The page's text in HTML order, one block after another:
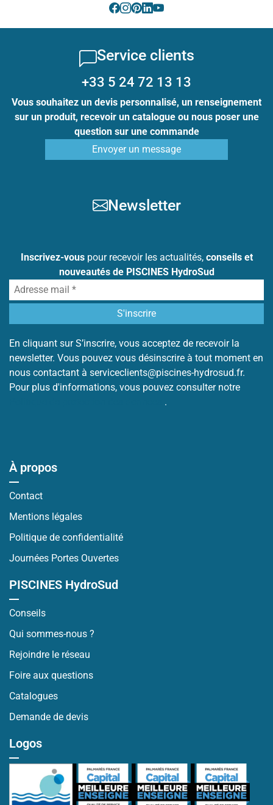
Service clients
+33 5 24 72 13 13
Vous souhaitez un devis personnalisé, un renseignement
sur un produit, recevoir un catalogue ou nous poser une
question sur une commande
Envoyer un message
Newsletter
Inscrivez-vouspour recevoir les actualités, conseils et
nouveautés de PISCINES HydroSud
En cliquant sur S’inscrire, vous acceptez de recevoir la
newsletter. Vous pouvez vous désinscrire à tout moment en
nous contactant à serviceclients@piscines-hydrosud.fr.
Pour plus d'informations, vous pouvez consulter notre
.
À propos
Contact
Mentions légales
Politique de confidentialité
Journées Portes Ouvertes
PISCINES HydroSud
Conseils
Qui sommes-nous ?
Rejoindre le réseau
Foire aux questions
Catalogues
Demande de devis
Logos